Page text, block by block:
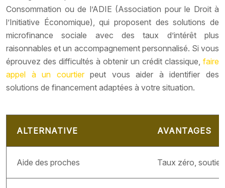
Consommation ou de l’ADIE (Association pour le Droit à
l’Initiative Économique), qui proposent des solutions de
microfinance sociale avec des taux d’intérêt plus
raisonnables et un accompagnement personnalisé. Si vous
éprouvez des difficultés à obtenir un crédit classique, faire
appel à un courtierpeut vous aider à identifier des
solutions de financement adaptées à votre situation.
ALTERNATIVE AVANTAGES
Aide des proches Taux zéro,